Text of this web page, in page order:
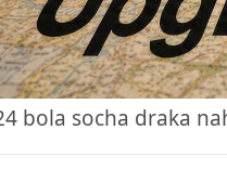
bola socha draka